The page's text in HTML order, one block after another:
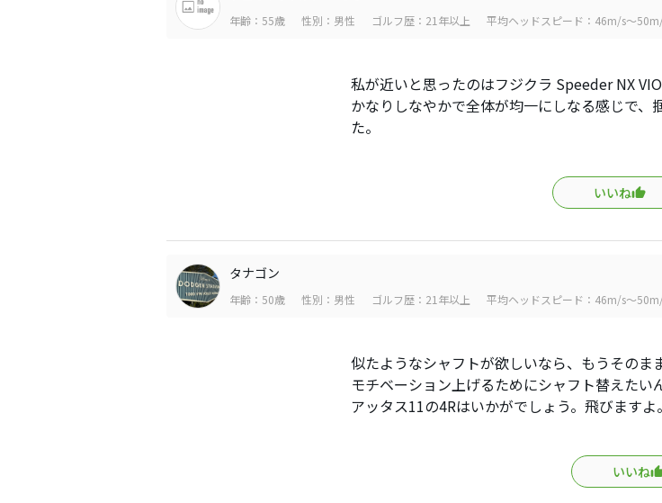
年齢：55歳 性別：男性 ゴルフ歴：21年以上 平均ヘッドスピード：46m/s～
私が近いと思ったのはフジクラ Speeder NX
かなりしなやかで全体が均一にしなる感じで、
た。
いいね
タナゴン
年齢：50歳 性別：男性 ゴルフ歴：21年以上 平均ヘッドスピード：46m/s～
似たようなシャフトが欲しいなら、もうそのま
モチベーション上げるためにシャフト替えたい
アッタス11の4Rはいかがでしょう。飛びますよ。
いいね